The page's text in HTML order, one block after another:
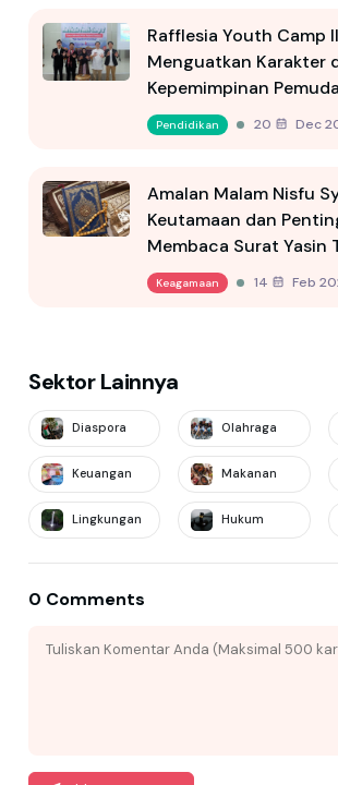
Rafflesia Youth Camp
Menguatkan Karakter
Kepemimpinan
Pendidikan 20 Dec
Amalan Malam Nisfu
Keutamaan dan
Membaca Surat Yasin
Keagamaan 14 Feb
Sektor Lainnya
Diaspora Olahraga
Keuangan Makanan
Lingkungan Hukum
0 Comments